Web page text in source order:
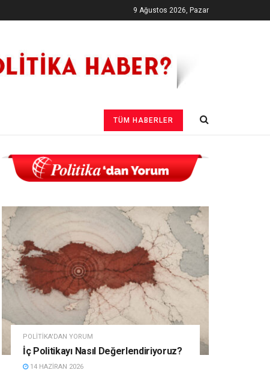
9 Ağustos 2026, Pazar
TÜM HABERLER
POLITIKA'DAN YORUM
İç Politikayı Nasıl Değerlendiriyoruz?
14 HAZIRAN 2026